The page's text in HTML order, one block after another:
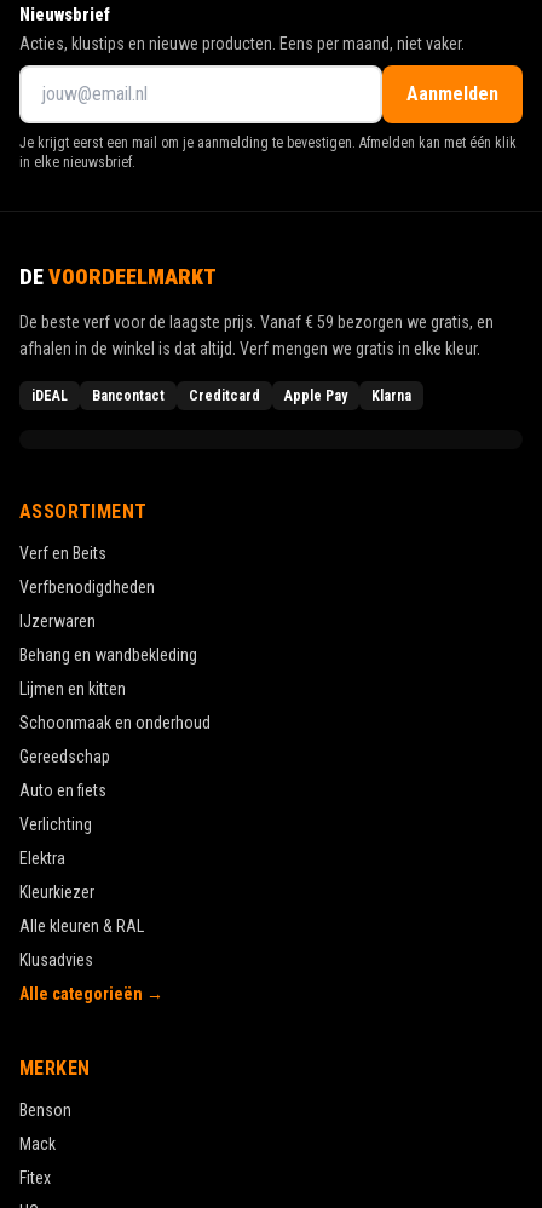
Nieuwsbrief
Acties, klustips en nieuwe producten. Eens per maand, niet vaker.
Aanmelden
Je krijgt eerst een mail om je aanmelding te bevestigen. Afmelden kan met één klik
in elke nieuwsbrief.
DEVOORDEELMARKT
De beste verf voor de laagste prijs. Vanaf€ 59 bezorgen we gratis, en
afhalen in de winkel is dat altijd. Verf mengen we gratis in elke kleur.
iDEAL Bancontact Creditcard Apple Pay Klarna
ASSORTIMENT
Verf en Beits
Verfbenodigdheden
IJzerwaren
Behang en wandbekleding
Lijmen en kitten
Schoonmaak en onderhoud
Gereedschap
Auto en fiets
Verlichting
Elektra
Kleurkiezer
Alle kleuren & RAL
Klusadvies
Alle categorieën →
MERKEN
Benson
Mack
Fitex